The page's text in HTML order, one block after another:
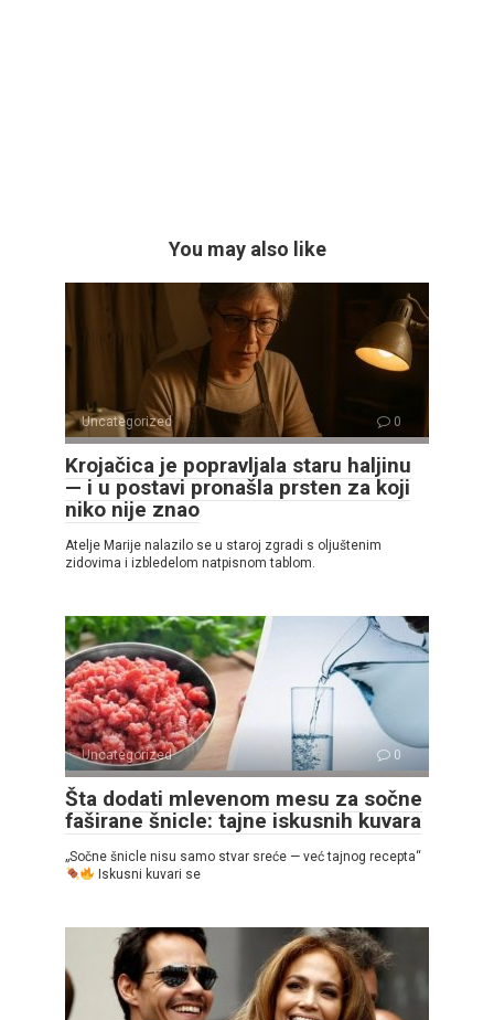
You may also like
Uncategorized 0
Krojačica je popravljala staru haljinu
— i u postavi pronašla prsten za koji
niko nije znao
Atelje Marije nalazilo se u staroj zgradi s oljuštenim
zidovima i izbledelom natpisnom tablom.
Uncategorized 0
Šta dodati mlevenom mesu za sočne
faširane šnicle: tajne iskusnih kuvara
„Sočne šnicle nisu samo stvar sreće — već tajnog recepta“
Iskusni kuvari se